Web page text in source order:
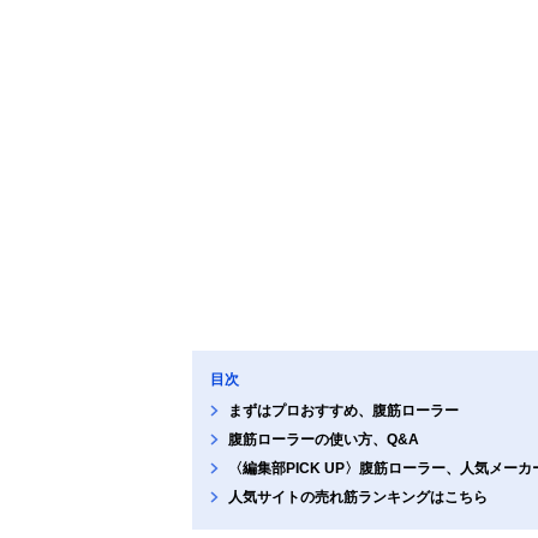
目次
まずはプロおすすめ、腹筋ローラー
腹筋ローラーの使い方、Q&A
〈編集部PICK UP〉腹筋ローラー、人気メーカ
人気サイトの売れ筋ランキングはこちら